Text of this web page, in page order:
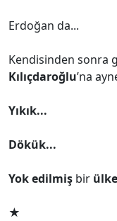
Erdoğan da...
Kendisinden sonra
Kılıçdaroğlu’na
Yıkık...
Dökük...
Yok edilmiş bir
★